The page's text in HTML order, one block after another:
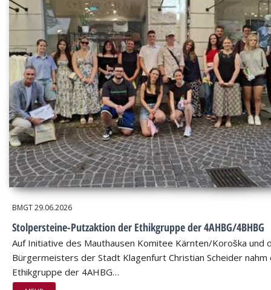
BMGT29.06.2026
Stolpersteine-Putzaktion der Ethikgruppe der 4AHBG/4BHBG
Auf Initiative des Mauthausen Komitee Kärnten/Koroška und
Bürgermeisters der Stadt Klagenfurt Christian Scheider nahm
Ethikgruppe der 4AHBG…